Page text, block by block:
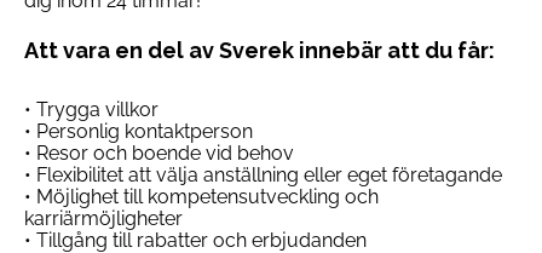
Att vara en del av Sverek innebär att du får:
• Trygga villkor
• Personlig kontaktperson
• Resor och boende vid behov
• Flexibilitet att välja anställning eller eget företagande
• Möjlighet till kompetensutveckling och
karriärmöjligheter
• Tillgång till rabatter och erbjudanden